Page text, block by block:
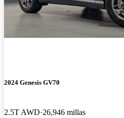
2024 Genesis GV70
2.5T AWD 26,946 millas